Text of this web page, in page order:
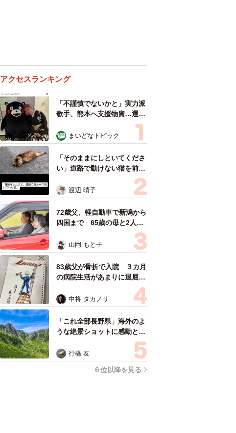
アクセスランキング
「不謹慎でないかと」実力派
歌手、熊本へ支援物資…運搬
トラックの車体デザインにた
めらい 「痛いほど伝わる」
「行動され立派」
まいどなトピック
「そのままにしといてくださ
い」道路で動けない猫を前に
返された一言… 懸命に生き
ようとした4日間 「命の重
さはみんな同じ」保護団体代
表の訴え
渡辺 晴子
72歳父、軽自動車で新潟から
四国まで 65歳の母と2人で
3泊4日の旅 パーキングの休
憩まで分刻み… 「大学生で
も組まねえよ！」
山岡 もと子
83歳父が骨折で入院 ３カ月
の病院生活があまりに退屈で
い！」→スケッチブックを見
た家族が仰天「これ、売れま
すよ…」
中将 タカノリ
「これ全部長野県」海外のよ
うな絶景ショットに感動と反
響「離れてからいいところだ
ったんだって気づいた」
行橋 友
６位以降を見る